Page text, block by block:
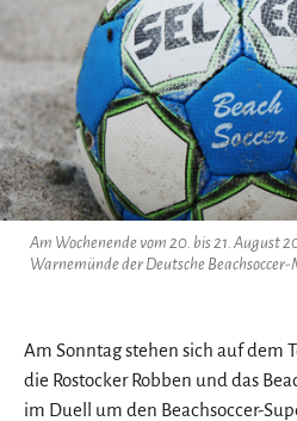
Am Wochenende vom 20. bis 21. August
Warnemünde der Deutsche
Am Sonntag stehen sich auf dem
die Rostocker Robben und das
im Duell um den Beachsoccer-